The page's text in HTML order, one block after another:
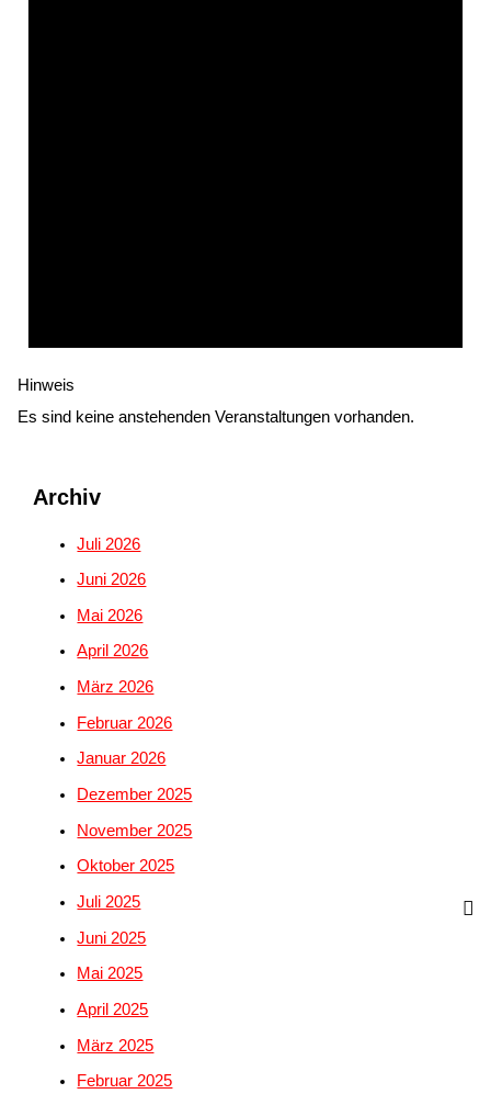
Hinweis
Es sind keine anstehenden Veranstaltungen vorhanden.
Archiv
Juli 2026
Juni 2026
Mai 2026
April 2026
März 2026
Februar 2026
Januar 2026
Dezember 2025
November 2025
Oktober 2025
Juli 2025
Juni 2025
Mai 2025
April 2025
März 2025
Februar 2025